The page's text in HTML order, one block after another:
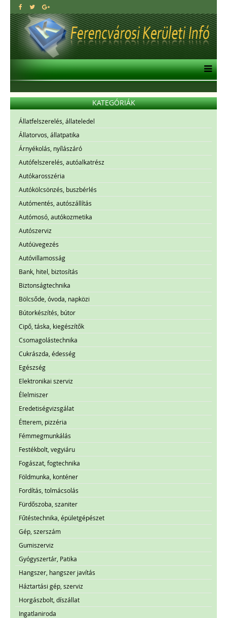
KATEGÓRIÁK
Állatfelszerelés, állateledel
Állatorvos, állatpatika
Árnyékolás, nyílászáró
Autófelszerelés, autóalkatrész
Autókarosszéria
Autókölcsönzés, buszbérlés
Autómentés, autószállítás
Autómosó, autókozmetika
Autószerviz
Autóüvegezés
Autóvillamosság
Bank, hitel, biztosítás
Biztonságtechnika
Bölcsőde, óvoda, napközi
Bútorkészítés, bútor
Cipő, táska, kiegészítők
Csomagolástechnika
Cukrászda, édesség
Egészség
Elektronikai szerviz
Élelmiszer
Eredetiségvizsgálat
Étterem, pizzéria
Fémmegmunkálás
Festékbolt, vegyiáru
Fogászat, fogtechnika
Földmunka, konténer
Fordítás, tolmácsolás
Fürdőszoba, szaniter
Fűtéstechnika, épületgépészet
Gép, szerszám
Gumiszerviz
Gyógyszertár, Patika
Hangszer, hangszer javítás
Háztartási gép, szerviz
Horgászbolt, díszállat
Ingatlaniroda